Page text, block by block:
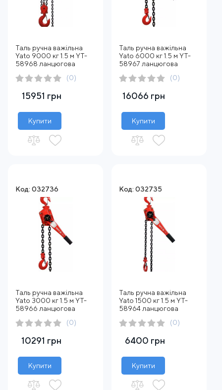
Таль ручна важільна
Yato 9000 кг 1.5 м YT-
58968 ланцюгова
(0)
15951 грн
Купити
Таль ручна важільна
Yato 6000 кг 1.5 м YT-
58967 ланцюгова
(0)
16066 грн
Купити
Код: 032736
Таль ручна важільна
Yato 3000 кг 1.5 м YT-
58966 ланцюгова
(0)
10291 грн
Купити
Код: 032735
Таль ручна важільна
Yato 1500 кг 1.5 м YT-
58964 ланцюгова
(0)
6400 грн
Купити